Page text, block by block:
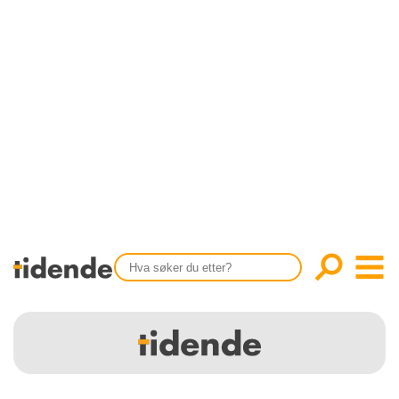
Tidligere utgaver
KONTAKT